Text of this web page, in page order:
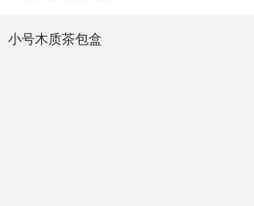
小号木质茶包盒